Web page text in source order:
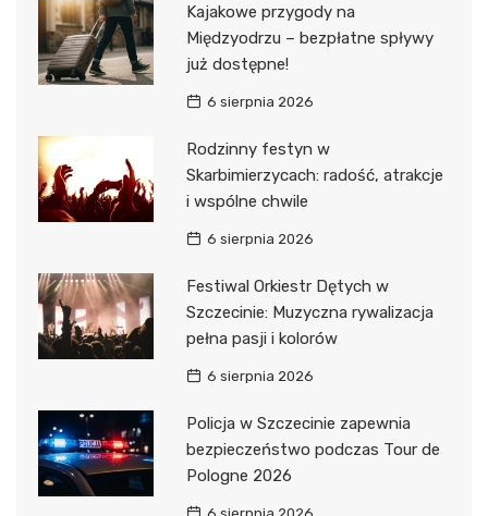
Kajakowe przygody na
Międzyodrzu – bezpłatne spływy
już dostępne!
6 sierpnia 2026
Rodzinny festyn w
Skarbimierzycach: radość, atrakcje
i wspólne chwile
6 sierpnia 2026
Festiwal Orkiestr Dętych w
Szczecinie: Muzyczna rywalizacja
pełna pasji i kolorów
6 sierpnia 2026
Policja w Szczecinie zapewnia
bezpieczeństwo podczas Tour de
Pologne 2026